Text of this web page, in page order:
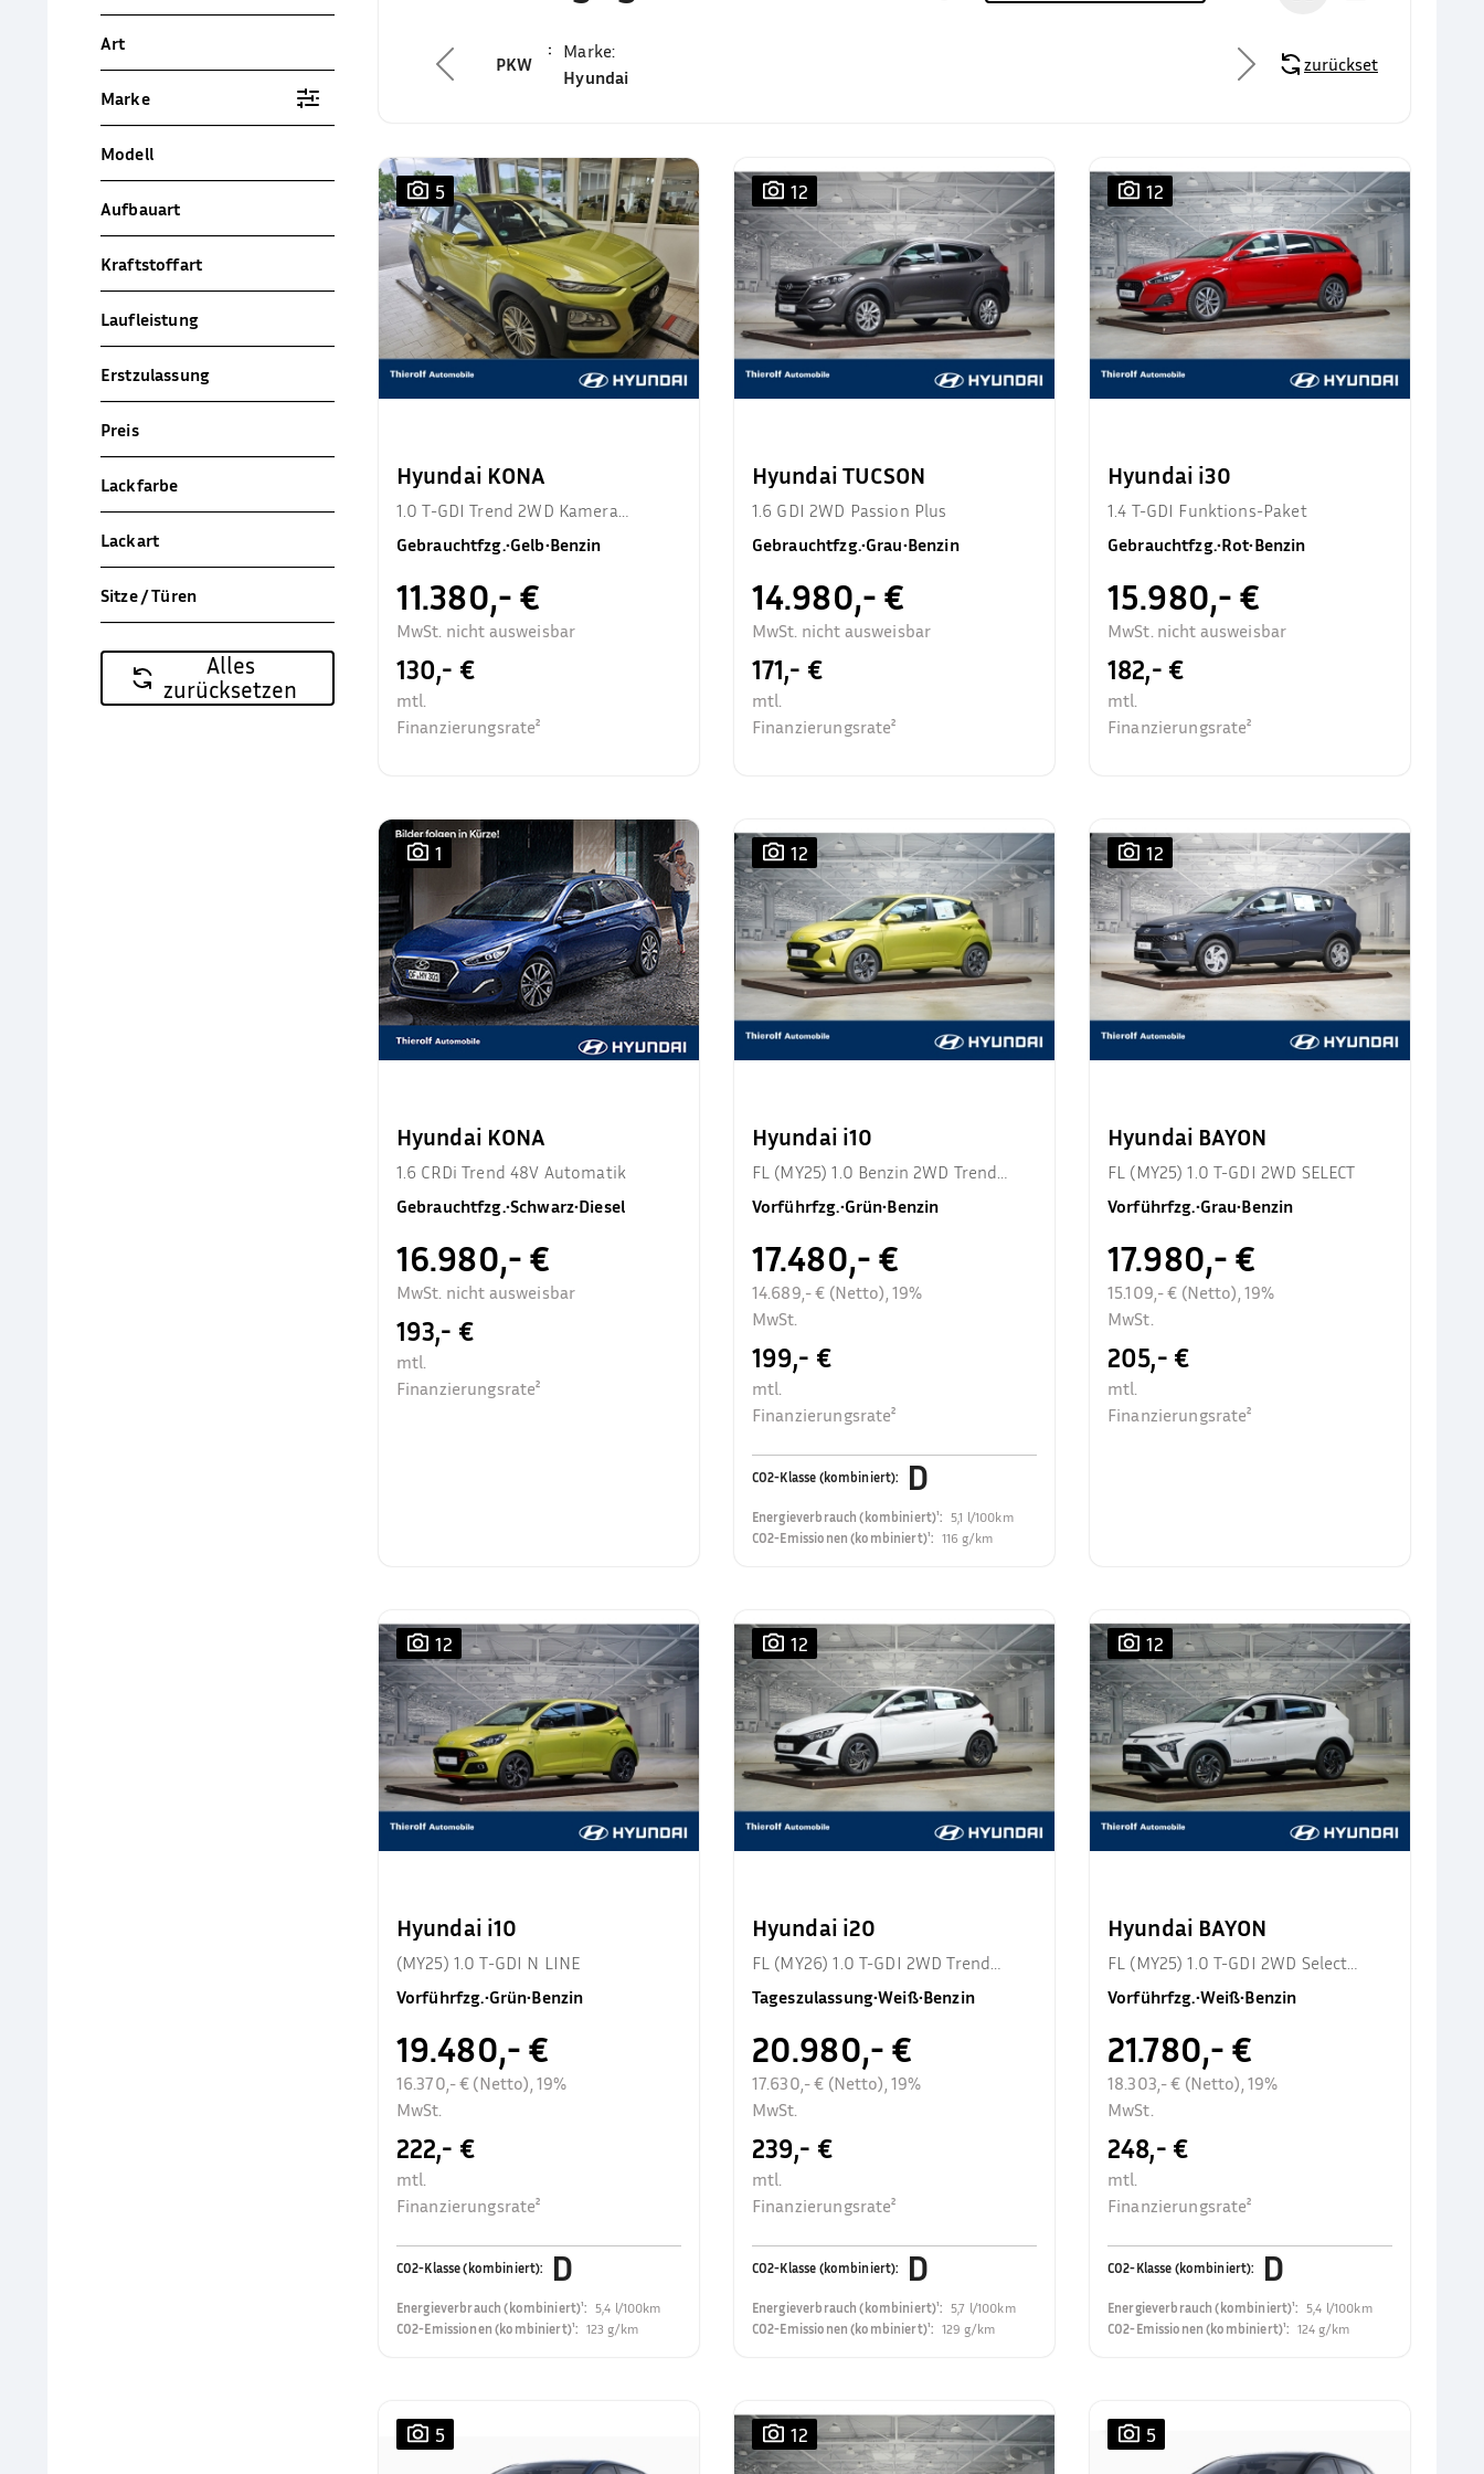
Art
Marke
Modell
Aufbauart
Kraftstoffart
Laufleistung
Erstzulassung
Preis
Lackfarbe
Lackart
Sitze / Türen
Alles
zurücksetzen
PKW
Marke:
Hyundai
zurücksetzen
5
Hyundai KONA
1.0 T-GDI Trend 2WD Kamera
Allwetter Sitzhzg.
Gebrauchtfzg.•Gelb•Benzin
11.380,- €
MwSt. nicht ausweisbar
130,- €
mtl.
Finanzierungsrate²
12
Hyundai TUCSON
1.6 GDI 2WD Passion Plus
Gebrauchtfzg.•Grau•Benzin
14.980,- €
MwSt. nicht ausweisbar
171,- €
mtl.
Finanzierungsrate²
12
Hyundai i30
1.4 T-GDI Funktions-Paket
Gebrauchtfzg.•Rot•Benzin
15.980,- €
MwSt. nicht ausweisbar
182,- €
mtl.
Finanzierungsrate²
1
Hyundai KONA
1.6 CRDi Trend 48V Automatik
Gebrauchtfzg.•Schwarz•Diesel
16.980,- €
MwSt. nicht ausweisbar
193,- €
mtl.
Finanzierungsrate²
12
Hyundai i10
FL (MY25) 1.0 Benzin 2WD Trend
Komfortpaket
Vorführfzg.•Grün•Benzin
17.480,- €
14.689,- € (Netto), 19%
MwSt.
199,- €
mtl.
Finanzierungsrate²
CO2-Klasse (kombiniert): D
Energieverbrauch (kombiniert)¹: 5,1 l/100km
CO2-Emissionen (kombiniert)¹: 116 g/km
12
Hyundai BAYON
FL (MY25) 1.0 T-GDI 2WD SELECT
Vorführfzg.•Grau•Benzin
17.980,- €
15.109,- € (Netto), 19%
MwSt.
205,- €
mtl.
Finanzierungsrate²
12
Hyundai i10
(MY25) 1.0 T-GDI N LINE
Vorführfzg.•Grün•Benzin
19.480,- €
16.370,- € (Netto), 19%
MwSt.
222,- €
mtl.
Finanzierungsrate²
CO2-Klasse (kombiniert): D
Energieverbrauch (kombiniert)¹: 5,4 l/100km
CO2-Emissionen (kombiniert)¹: 123 g/km
12
Hyundai i20
FL (MY26) 1.0 T-GDI 2WD Trend
Rückfahrkamera
Tageszulassung•Weiß•Benzin
20.980,- €
17.630,- € (Netto), 19%
MwSt.
239,- €
mtl.
Finanzierungsrate²
CO2-Klasse (kombiniert): D
Energieverbrauch (kombiniert)¹: 5,7 l/100km
CO2-Emissionen (kombiniert)¹: 129 g/km
12
Hyundai BAYON
FL (MY25) 1.0 T-GDI 2WD Select
Rückfahrkamer
Vorführfzg.•Weiß•Benzin
21.780,- €
18.303,- € (Netto), 19%
MwSt.
248,- €
mtl.
Finanzierungsrate²
CO2-Klasse (kombiniert): D
Energieverbrauch (kombiniert)¹:5,4 l/100km
CO2-Emissionen (kombiniert)¹: 124 g/km
5 12 5